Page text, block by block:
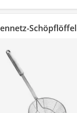
Schöpflöffel